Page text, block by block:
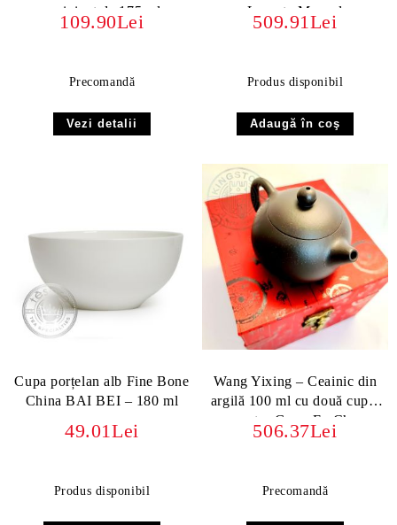
ceainicut de 175 ml
109.90Lei
Precomandă
Vezi detalii
Lucrate Manual
509.91Lei
Produs disponibil
Cupa porțelan alb Fine Bone
China BAI BEI – 180 ml
49.01Lei
Produs disponibil
Wang Yixing – Ceainic din
argilă 100 ml cu două cupe,
pentru Gong Fu Cha
506.37Lei
Precomandă